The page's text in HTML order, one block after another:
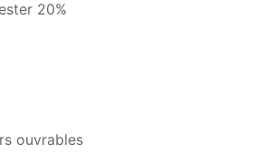
20%
ouvrables